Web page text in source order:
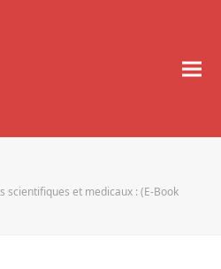
scientifiques et medicaux : (E-Book